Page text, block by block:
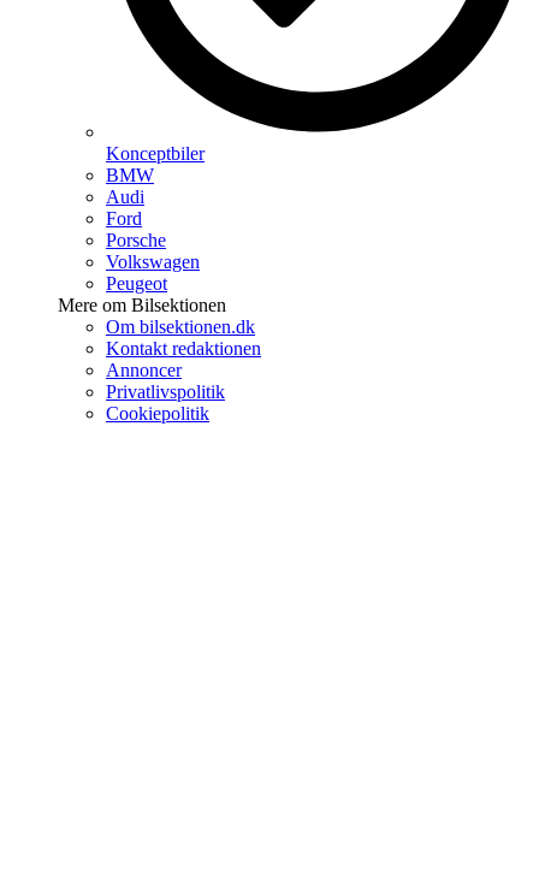
Konceptbiler
BMW
Audi
Ford
Porsche
Volkswagen
Peugeot
Mere om Bilsektionen
Om bilsektionen.dk
Kontakt redaktionen
Annoncer
Privatlivspolitik
Cookiepolitik